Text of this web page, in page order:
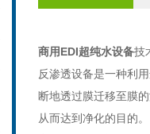
商用EDI超纯水设备技
反渗透设备是一种利
断地透过膜迁移至膜
从而达到净化的目的。